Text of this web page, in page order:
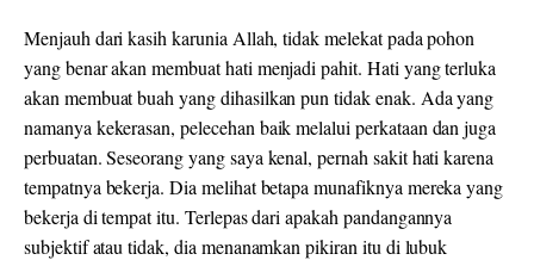
Menjauh dari kasih karunia Allah, tidak melekat pada pohon
yang benar akan membuat hati menjadi pahit. Hati yang terluka
akan membuat buah yang dihasilkan pun tidak enak. Ada yang
namanya kekerasan, pelecehan baik melalui perkataan dan juga
perbuatan. Seseorang yang saya kenal, pernah sakit hati karena
tempatnya bekerja. Dia melihat betapa munafiknya mereka yang
bekerja di tempat itu. Terlepas dari apakah pandangannya
subjektif atau tidak, dia menanamkan pikiran itu di lubuk